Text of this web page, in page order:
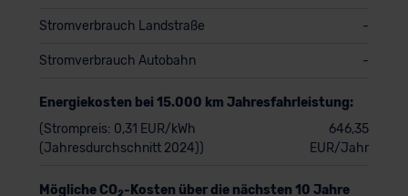
Stromverbrauch Landstraße -
Stromverbrauch Autobahn -
Energiekosten bei 15.000 km Jahresfahrleistung:
(Strompreis: 0,31 EUR/kWh
(Jahresdurchschnitt 2024))
646,35
EUR/Jahr
Mögliche CO2-Kosten über die nächsten 10 Jahre